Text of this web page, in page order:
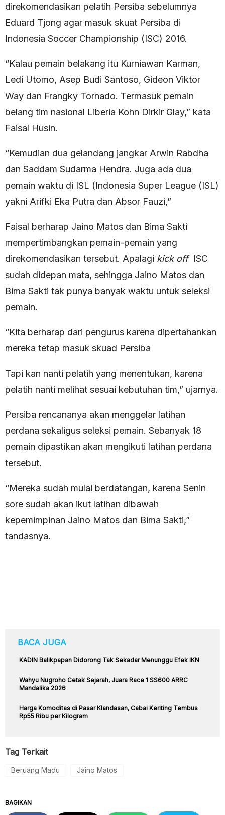
direkomendasikan pelatih Persiba sebelumnya
Eduard Tjong agar masuk skuat Persiba di
Indonesia Soccer Championship (ISC) 2016.
“Kalau pemain belakang itu Kurniawan Karman,
Ledi Utomo, Asep Budi Santoso, Gideon Viktor
Way dan Frangky Tornado. Termasuk pemain
belang tim nasional Liberia Kohn Dirkir Glay,” kata
Faisal Husin.
“Kemudian dua gelandang jangkar Arwin Rabdha
dan Saddam Sudarma Hendra. Juga ada dua
pemain waktu di ISL (Indonesia Super League (ISL)
yakni Arifki Eka Putra dan Absor Fauzi,”
Faisal berharap Jaino Matos dan Bima Sakti
mempertimbangkan pemain-pemain yang
direkomendasikan tersebut. Apalagi kick off ISC
sudah didepan mata, sehingga Jaino Matos dan
Bima Sakti tak punya banyak waktu untuk seleksi
pemain.
“Kita berharap dari pengurus karena dipertahankan
mereka tetap masuk skuad Persiba
Tapi kan nanti pelatih yang menentukan, karena
pelatih nanti melihat sesuai kebutuhan tim,” ujarnya.
Persiba rencananya akan menggelar latihan
perdana sekaligus seleksi pemain. Sebanyak 18
pemain dipastikan akan mengikuti latihan perdana
tersebut.
“Mereka sudah mulai berdatangan, karena Senin
sore sudah akan ikut latihan dibawah
kepemimpinan Jaino Matos dan Bima Sakti,”
tandasnya.
BACA JUGA
KADIN Balikpapan Didorong Tak Sekadar Menunggu Efek IKN
Wahyu Nugroho Cetak Sejarah, Juara Race 1 SS600 ARRC
Mandalika 2026
Harga Komoditas di Pasar Klandasan, Cabai Keriting Tembus
Rp55 Ribu per Kilogram
Tag Terkait
Beruang Madu Jaino Matos
BAGIKAN